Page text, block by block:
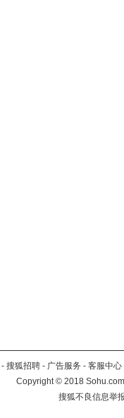
- 搜狐招聘 - 广告服务 - 客服中心
Copyright©2018
搜狐不良信息举